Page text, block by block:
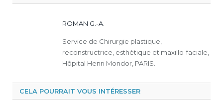
ROMAN G.-A.
Service de Chirurgie plastique,
reconstructrice, esthétique et maxillo-faciale,
Hôpital Henri Mondor, PARIS.
CELA POURRAIT VOUS INTÉRESSER